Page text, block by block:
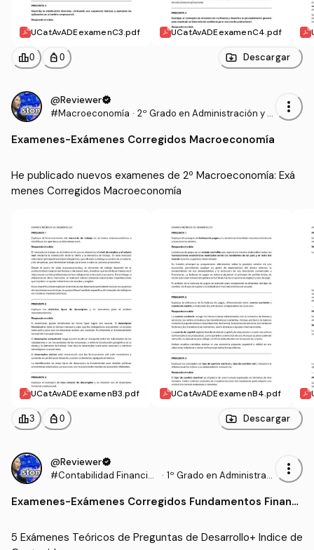
UCatAvADEexamenC3.pdf UCatAvADEexamenC4.pdf
leaderboard0 personal_bag 0 Descargar
@Reviewerverified
#Macroeconomía · 2º Grado en Administración y D
A)
more_vert
Examenes-Exámenes Corregidos Macroeconomía
He publicado nuevos examenes de 2º Macroeconomía: Exá
menes Corregidos Macroeconomía
UCatAvADEexamenB3.pdf UCatAvADEexamenB4.pdf
leaderboard3 personal_bag 0 Descargar
@Reviewerverified
#Contabilidad Financier
· 1º Grado en Administraci
sas (UCAVILA)
more_vert
Examenes-Exámenes Corregidos Fundamentos Finanz
5 Exámenes Teóricos de Preguntas de Desarrollo+ Indice de